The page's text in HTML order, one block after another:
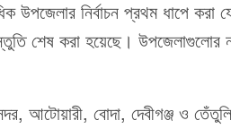
উপজেলার নির্বাচন প্রথম ধাপে
শেষ করা হয়েছে। উপজেলাগুলোর
আটোয়ারী, বোদা, দেবীগঞ্জ ও